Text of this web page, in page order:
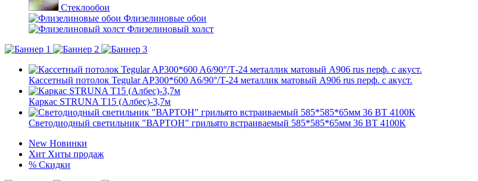
Стеклообои
Флизелиновые обои
Флизелиновый холст
Кассетный потолок Tegular AP300*600 A6/90°/Т-24 металлик матовый А906 rus перф. с акуст.
Каркас STRUNA Т15 (Албес)-3,7м
Светодиодный светильник "ВАРТОН" грильято встраиваемый 585*585*65мм 36 ВТ 4100К
New Новинки
Хит Хиты продаж
% Скидки